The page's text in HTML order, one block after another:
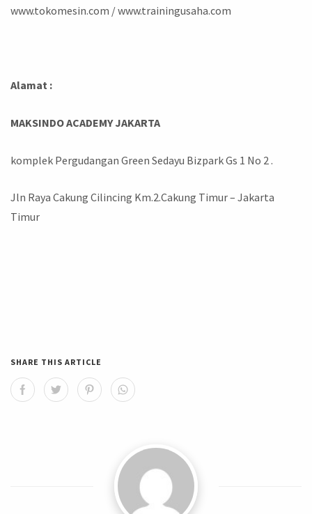
www.tokomesin.com / www.trainingusaha.com
Alamat :
MAKSINDO ACADEMY JAKARTA
komplek Pergudangan Green Sedayu Bizpark Gs 1 No 2 .
Jln Raya Cakung Cilincing Km.2.Cakung Timur – Jakarta
Timur
SHARE THIS ARTICLE